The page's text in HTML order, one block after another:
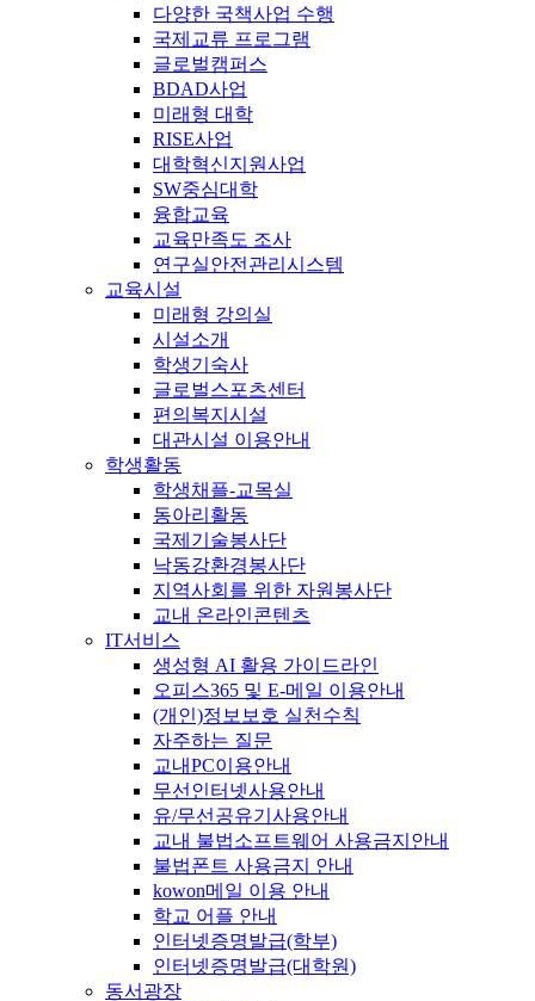
다양한 국책사업 수행
국제교류 프로그램
글로벌캠퍼스
BDAD사업
미래형 대학
RISE사업
대학혁신지원사업
SW중심대학
융합교육
교육만족도 조사
연구실안전관리시스템
교육시설
미래형 강의실
시설소개
학생기숙사
글로벌스포츠센터
편의복지시설
대관시설 이용안내
학생활동
학생채플-교목실
동아리활동
국제기술봉사단
낙동강환경봉사단
지역사회를 위한 자원봉사단
교내 온라인콘텐츠
IT서비스
생성형 AI 활용 가이드라인
오피스365 및 E-메일 이용안내
(개인)정보보호 실천수칙
자주하는 질문
교내PC이용안내
무선인터넷사용안내
유/무선공유기사용안내
교내 불법소프트웨어 사용금지안내
불법폰트 사용금지 안내
kowon메일 이용 안내
학교 어플 안내
인터넷증명발급(학부)
인터넷증명발급(대학원)
동서광장